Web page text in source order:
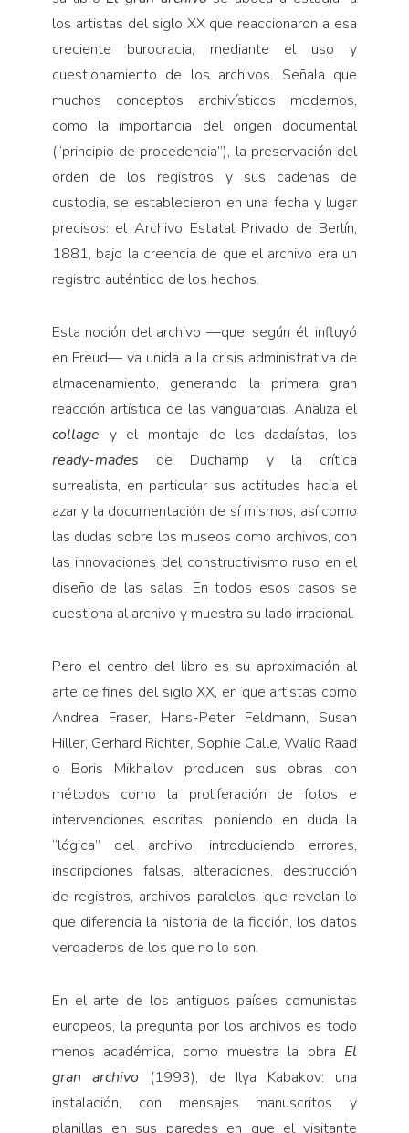
los artistas del siglo XX que reaccionaron a esa
creciente burocracia, mediante el uso y
cuestionamiento de los archivos. Señala que
muchos conceptos archivísticos modernos,
como la importancia del origen documental
(“principio de procedencia”), la preservación del
orden de los registros y sus cadenas de
custodia, se establecieron en una fecha y lugar
precisos: el Archivo Estatal Privado de Berlín,
1881, bajo la creencia de que el archivo era un
registro auténtico de los hechos.
Esta noción del archivo —que, según él, influyó
en Freud— va unida a la crisis administrativa de
almacenamiento, generando la primera gran
reacción artística de las vanguardias. Analiza el
collage y el montaje de los dadaístas, los
ready-mades de Duchamp y la crítica
surrealista, en particular sus actitudes hacia el
azar y la documentación de sí mismos, así como
las dudas sobre los museos como archivos, con
las innovaciones del constructivismo ruso en el
diseño de las salas. En todos esos casos se
cuestiona al archivo y muestra su lado irracional.
Pero el centro del libro es su aproximación al
arte de fines del siglo XX, en que artistas como
Andrea Fraser, Hans-Peter Feldmann, Susan
Hiller, Gerhard Richter, Sophie Calle, Walid Raad
o Boris Mikhailov producen sus obras con
métodos como la proliferación de fotos e
intervenciones escritas, poniendo en duda la
“lógica” del archivo, introduciendo errores,
inscripciones falsas, alteraciones, destrucción
de registros, archivos paralelos, que revelan lo
que diferencia la historia de la ficción, los datos
verdaderos de los que no lo son.
En el arte de los antiguos países comunistas
europeos, la pregunta por los archivos es todo
menos académica, como muestra la obra El
gran archivo(1993), de Ilya Kabakov: una
instalación, con mensajes manuscritos y
planillas en sus paredes en que el visitante